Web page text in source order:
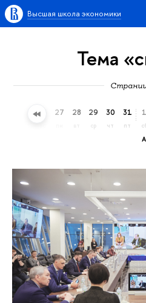
Высшая школа экономики
Тема
26 27 28 29
ср
30
чт
31
пт
1